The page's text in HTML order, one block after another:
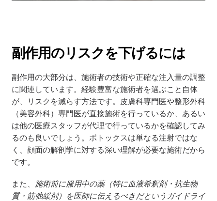
副作用のリスクを下げるには
副作用の大部分は、施術者の技術や正確な注入量の調整
に関連しています。経験豊富な施術者を選ぶこと自体
が、リスクを減らす方法です。皮膚科専門医や整形外科
（美容外科）専門医が直接施術を行っているか、あるい
は他の医療スタッフが代理で行っているかを確認してみ
るのも良いでしょう。ボトックスは単なる注射ではな
く、顔面の解剖学に対する深い理解が必要な施術だから
です。
また、
施術前に服用中の薬（特に血液希釈剤・抗生物
質・筋弛緩剤）を医師に伝えるべきだというガイドライ